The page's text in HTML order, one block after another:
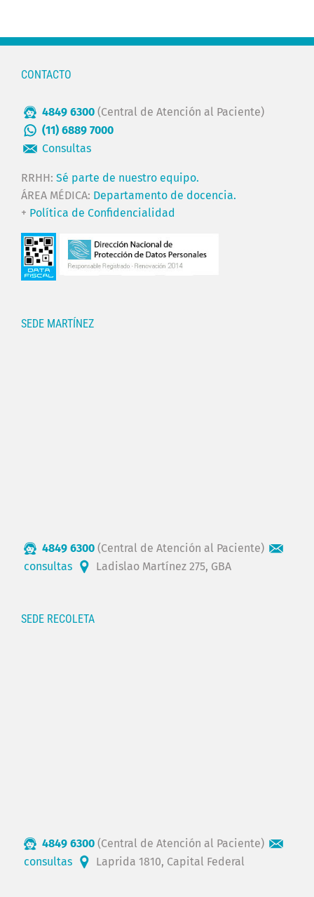
CONTACTO
4849 6300 (Central de Atención al Paciente)
(11) 6889 7000
Consultas
RRHH: Sé parte de nuestro equipo.
ÁREA MÉDICA: Departamento de docencia.
+ Política de Confidencialidad
SEDE MARTÍNEZ
4849 6300 (Central de Atención al Paciente)
consultas
Ladislao Martínez 275, GBA
SEDE RECOLETA
4849 6300 (Central de Atención al Paciente)
consultas
Laprida 1810, Capital Federal